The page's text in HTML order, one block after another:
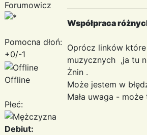
Forumowicz
Pomocna dłoń:
+0/-1
Offline
Płeć:
Debiut:
Współpraca
Oprócz linków
muzycznych ,ja tu
Żnin .
Może jestem w
Mała uwaga -